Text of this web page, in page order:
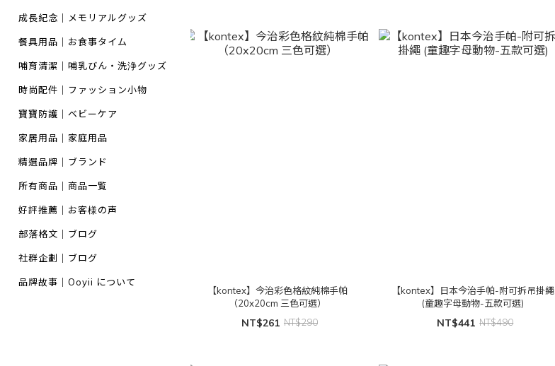
成長紀念｜メモリアルグッズ
餐具用品｜お食事タイム
哺育清潔｜哺乳びん・洗浄グッズ
時尚配件｜ファッション小物
寶寶防護｜ベビーケア
家居用品｜家庭用品
精選品牌｜ブランド
所有商品｜商品一覧
好評推薦｜お客様の声
部落格文｜ブログ
社群企劃｜ブログ
品牌故事｜Ooyii について
【kontex】今治彩色格紋純棉手帕
（20x20cm 三色可選）
NT$261 NT$290
【kontex】日本今治手帕-附可拆吊掛繩
(童趣字母動物-五款可選)
NT$441 NT$490